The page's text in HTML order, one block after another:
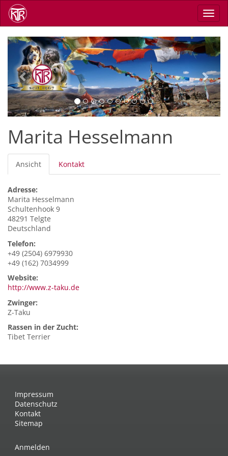
Direkt
zum
Inhalt
Previous Next
Marita Hesselmann
Primäre
Reiter
Ansicht (aktiver
Reiter)
Kontakt
Adresse:
Marita Hesselmann
Schultenhook 9
48291 Telgte
Deutschland
Telefon:
+49 (2504) 6979930
+49 (162) 7034999
Website:
http://www.z-taku.de
Zwinger:
Z-Taku
Rassen in der Zucht:
Tibet Terrier
Impressum
Datenschutz
Kontakt
Sitemap
Anmelden